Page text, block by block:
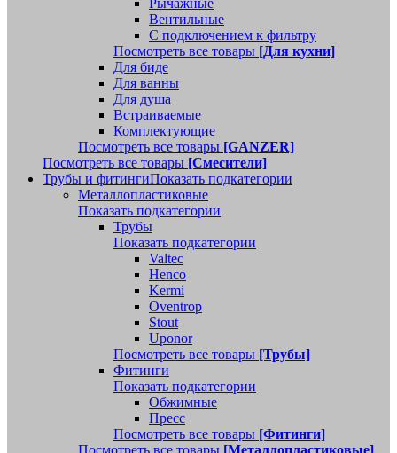
Рычажные
Вентильные
С подключением к фильтру
Посмотреть все товары [Для кухни]
Для биде
Для ванны
Для душа
Встраиваемые
Комплектующие
Посмотреть все товары [GANZER]
Посмотреть все товары [Смесители]
Трубы и фитингиПоказать подкатегории
Металлопластиковые
Показать подкатегории
Трубы
Показать подкатегории
Valtec
Henco
Kermi
Oventrop
Stout
Uponor
Посмотреть все товары [Трубы]
Фитинги
Показать подкатегории
Обжимные
Пресс
Посмотреть все товары [Фитинги]
Посмотреть все товары [Металлопластиковые]